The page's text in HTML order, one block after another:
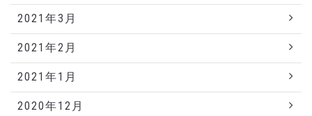
2021年3月
2021年2月
2021年1月
2020年12月